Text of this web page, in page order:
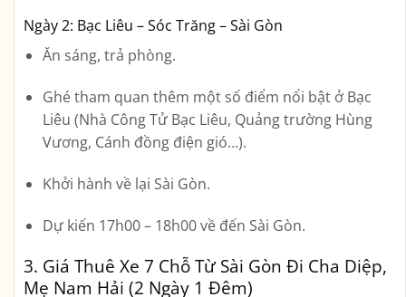
Ngày 2: Bạc Liêu – Sóc Trăng – Sài Gòn
Ăn sáng, trả phòng.
Ghé tham quan thêm một số điểm nổi bật ở Bạc
Liêu (Nhà Công Tử Bạc Liêu, Quảng trường Hùng
Vương, Cánh đồng điện gió…).
Khởi hành về lại Sài Gòn.
Dự kiến 17h00 – 18h00 về đến Sài Gòn.
3. Giá Thuê Xe 7 Chỗ Từ Sài Gòn Đi Cha Diệp,
Mẹ Nam Hải (2 Ngày 1 Đêm)